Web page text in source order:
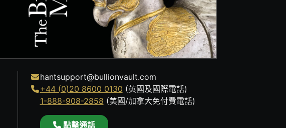
hantsupport@bullionvault.com
+44 (0)20 8600 0130 (英國及國際電話)
1-888-908-2858 (美國/加拿大免付費電話)
點擊通話